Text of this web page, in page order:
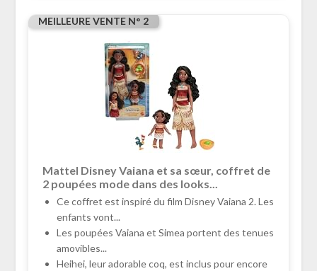
MEILLEURE VENTE N° 2
Mattel Disney Vaiana et sa sœur, coffret de
2 poupées mode dans des looks...
Ce coffret est inspiré du film Disney Vaiana 2. Les
enfants vont...
Les poupées Vaiana et Simea portent des tenues
amovibles...
Heihei, leur adorable coq, est inclus pour encore